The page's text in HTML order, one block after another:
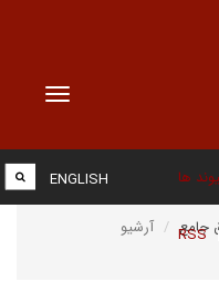
Toggle
ها
RSS
ENGLISH
جامع
آرشیو